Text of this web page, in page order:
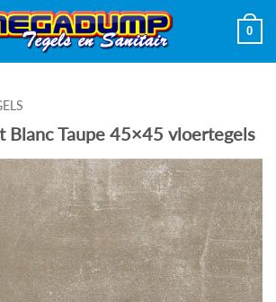
0
Blanc Taupe 45×45 vloertegels